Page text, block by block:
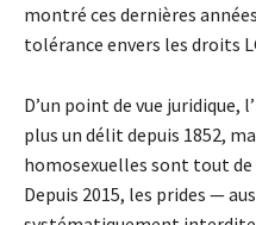
montré ces dernières
tolérance envers les droits
D’un point de vue juridique,
plus un délit depuis 1852,
homosexuelles sont tout de
Depuis 2015, les prides —